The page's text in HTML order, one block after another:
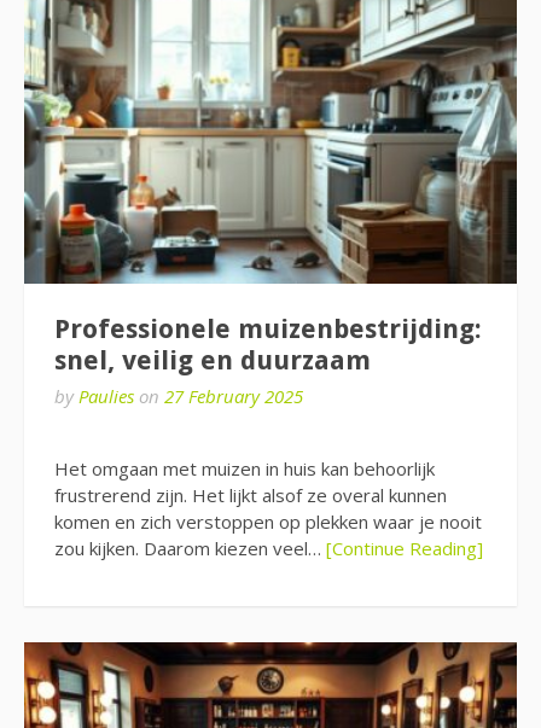
Professionele muizenbestrijding:
snel, veilig en duurzaam
byPaulies on 27 February 2025
Het omgaan met muizen in huis kan behoorlijk
frustrerend zijn. Het lijkt alsof ze overal kunnen
komen en zich verstoppen op plekken waar je nooit
zou kijken. Daarom kiezen veel… [Continue Reading]